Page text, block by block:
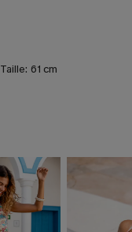
Taille: 61 cm